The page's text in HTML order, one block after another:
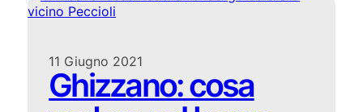
11 Giugno 2021
Ghizzano: cosa